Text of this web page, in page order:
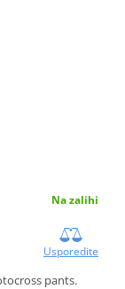
Na zalihi
Usporedite
pants.